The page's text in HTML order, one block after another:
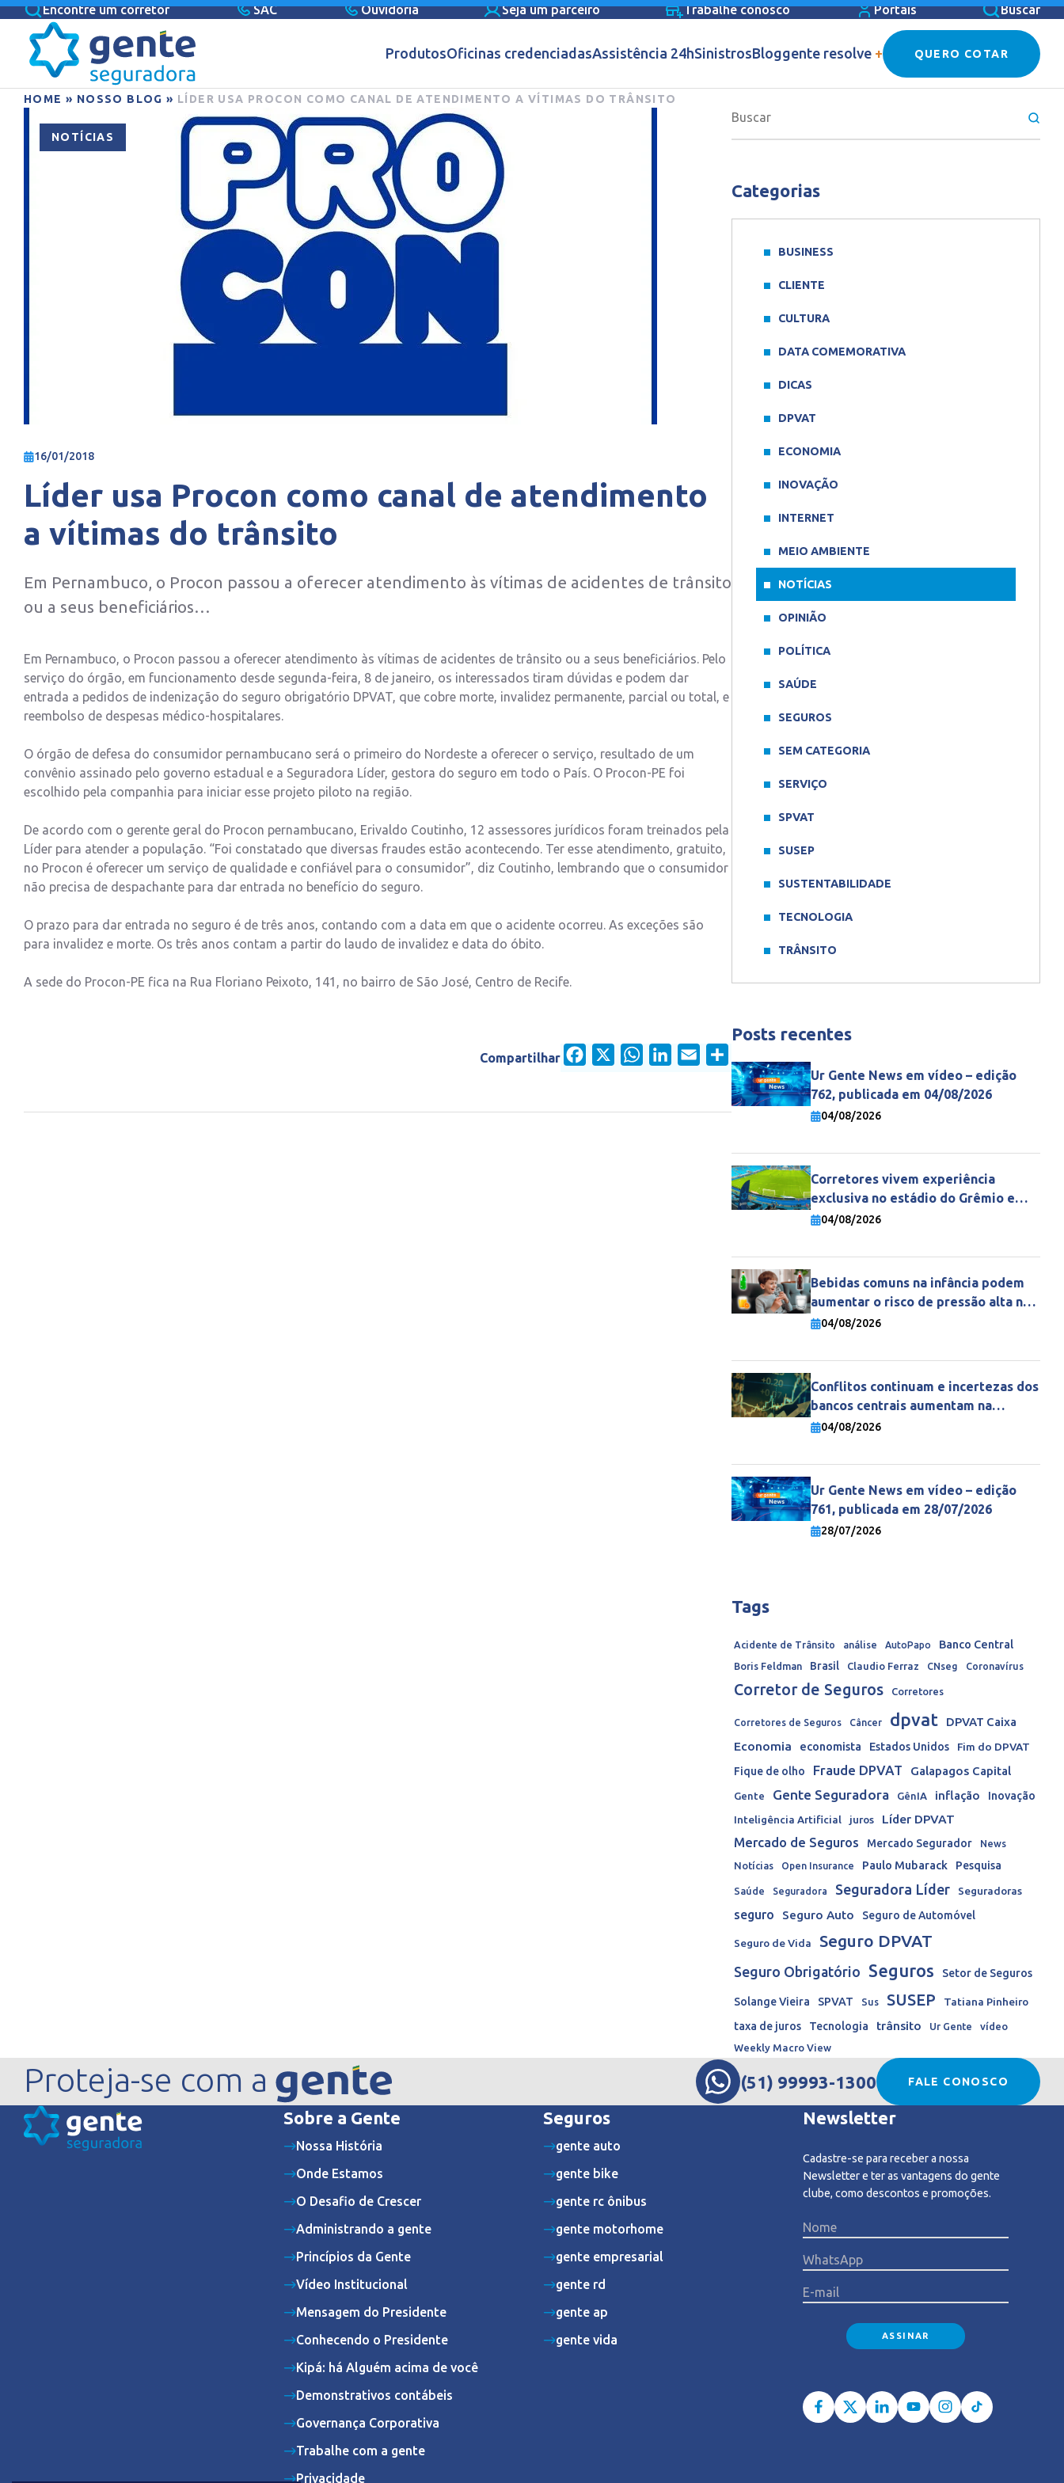
Encontre um corretor SAC Ouvidoria Seja um parceiro Trabalhe conosco Portais Buscar
ProdutosOficinas credenciadasAssistência 24hSinistrosBloggente resolve + QUERO COTAR
HOME » NOSSO BLOG » LÍDER USA PROCON COMO CANAL DE ATENDIMENTO A VÍTIMAS DO TRÂNSITO
NOTÍCIAS
16/01/2018
Líder usa Procon como canal de atendimento
a vítimas do trânsito
Em Pernambuco, o Procon passou a oferecer atendimento às vítimas de acidentes de trânsito
ou a seus beneficiários…
Em Pernambuco, o Procon passou a oferecer atendimento às vítimas de acidentes de trânsito ou a seus beneficiários. Pelo
serviço do órgão, em funcionamento desde segunda-feira, 8 de janeiro, os interessados tiram dúvidas e podem dar
entrada a pedidos de indenização do seguro obrigatório DPVAT, que cobre morte, invalidez permanente, parcial ou total, e
reembolso de despesas médico-hospitalares.
O órgão de defesa do consumidor pernambucano será o primeiro do Nordeste a oferecer o serviço, resultado de um
convênio assinado pelo governo estadual e a Seguradora Líder, gestora do seguro em todo o País. O Procon-PE foi
escolhido pela companhia para iniciar esse projeto piloto na região.
De acordo com o gerente geral do Procon pernambucano, Erivaldo Coutinho, 12 assessores jurídicos foram treinados pela
Líder para atender a população. “Foi constatado que diversas fraudes estão acontecendo. Ter esse atendimento, gratuito,
no Procon é oferecer um serviço de qualidade e confiável para o consumidor”, diz Coutinho, lembrando que o consumidor
não precisa de despachante para dar entrada no benefício do seguro.
O prazo para dar entrada no seguro é de três anos, contando com a data em que o acidente ocorreu. As exceções são
para invalidez e morte. Os três anos contam a partir do laudo de invalidez e data do óbito.
A sede do Procon-PE fica na Rua Floriano Peixoto, 141, no bairro de São José, Centro de Recife.
Compartilhar Facebook WhatsAppLinkedIn
Email
Categorias
BUSINESS
CLIENTE
CULTURA
DATA COMEMORATIVA
DICAS
DPVAT
ECONOMIA
INOVAÇÃO
INTERNET
MEIO AMBIENTE
NOTÍCIAS
OPINIÃO
POLÍTICA
SAÚDE
SEGUROS
SEM CATEGORIA
SERVIÇO
SPVAT
SUSEP
SUSTENTABILIDADE
TECNOLOGIA
TRÂNSITO
Posts recentes
Ur Gente News em vídeo – edição
762, publicada em 04/08/2026
04/08/2026
Corretores vivem experiência
exclusiva no estádio do Grêmio e
fortalecem parceria com a Gente
04/08/2026
Bebidas comuns na infância podem
aumentar o risco de pressão alta na
vida adulta
04/08/2026
Conflitos continuam e incertezas dos
bancos centrais aumentam na
economia mundial
04/08/2026
Ur Gente News em vídeo – edição
761, publicada em 28/07/2026
28/07/2026
Tags
Acidente de Trânsito análise AutoPapo Banco Central
Boris Feldman Brasil Claudio Ferraz CNseg Coronavírus
Corretor de Seguros Corretores
Corretores de Seguros Câncer dpvat
DPVAT Caixa
Economia
economista Estados Unidos
Fim do DPVAT
Fique de olho
Fraude DPVAT Galapagos Capital
Gente Gente Seguradora GênIA inflação
Inovação
Inteligência Artificial
juros
Líder DPVAT
Mercado de Seguros
Mercado Segurador
News
Notícias
Open Insurance Paulo Mubarack Pesquisa
Saúde Seguradora Seguradora Líder Seguradoras
seguro Seguro Auto Seguro de Automóvel
Seguro de Vida Seguro DPVAT
Seguro Obrigatório Seguros Setor de Seguros
Solange Vieira SPVAT Sus SUSEP
Tatiana Pinheiro
taxa de juros
Tecnologia trânsito Ur Gente
vídeo
Weekly Macro View
Proteja-se com a (51) 99993-1300 FALE CONOSCO
Sobre a Gente
Nossa História
Onde Estamos
O Desafio de Crescer
Administrando a gente
Princípios da Gente
Vídeo Institucional
Mensagem do Presidente
Conhecendo o Presidente
Kipá: há Alguém acima de você
Demonstrativos contábeis
Governança Corporativa
Trabalhe com a gente
Privacidade
Seguros
gente auto
gente bike
gente rc ônibus
gente motorhome
gente empresarial
gente rd
gente ap
gente vida
Newsletter
Cadastre-se para receber a nossa
Newsletter e ter as vantagens do gente
clube, como descontos e promoções.